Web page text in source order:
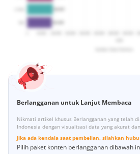
Berlangganan untuk Lanjut Membaca
Nikmati artikel khusus Berlangganan yang telah
Indonesia dengan visualisasi data yang akurat
Jika ada kendala saat pembelian, silahkan
Pilih paket konten berlangganan dibawah